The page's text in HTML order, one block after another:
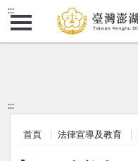
:::
:::
首頁 法律宣導及教育